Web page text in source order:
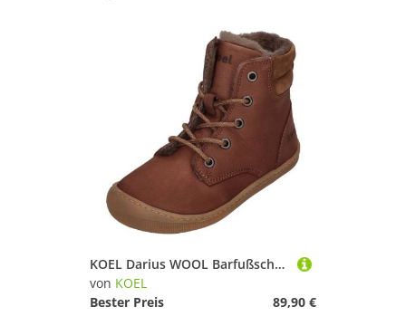
KOEL Darius WOOL Barfußschuh Chocolate
von KOEL
Bester Preis
89,90 €